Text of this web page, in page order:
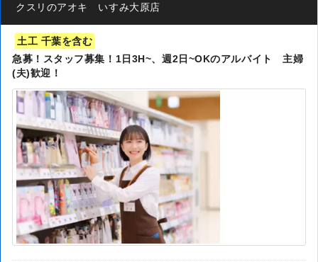
クスリのアオキ いすみ大原店
土工 千葉を含む
急募！スタッフ募集！1日3H~、週2日~OKのアルバイト 主婦
(夫)歓迎！